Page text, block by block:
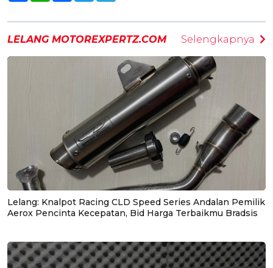
LELANG MOTOREXPERTZ.COM Selengkapnya
Lelang: Knalpot Racing CLD Speed Series Andalan Pemilik
Aerox Pencinta Kecepatan, Bid Harga Terbaikmu Bradsis